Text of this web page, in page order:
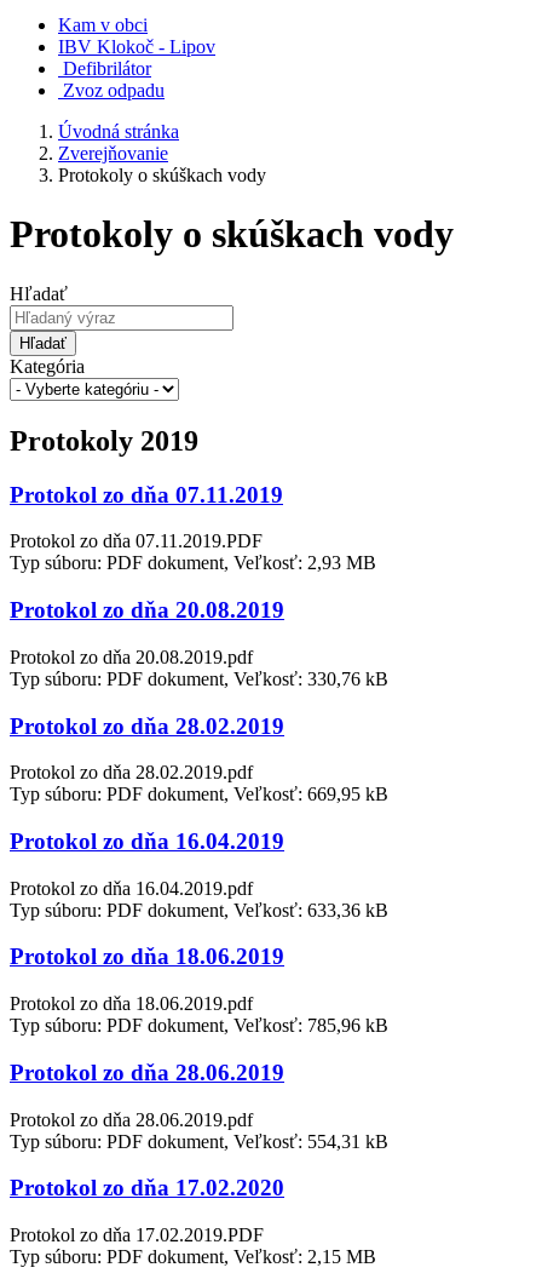
Kam v obci
IBV Klokoč - Lipov
Defibrilátor
Zvoz odpadu
Úvodná stránka
Zverejňovanie
Protokoly o skúškach vody
Protokoly o skúškach vody
Hľadať
Hľadať
Kategória
Protokoly 2019
Protokol zo dňa 07.11.2019
Protokol zo dňa 07.11.2019.PDF
Typ súboru: PDF dokument, Veľkosť: 2,93 MB
Protokol zo dňa 20.08.2019
Protokol zo dňa 20.08.2019.pdf
Typ súboru: PDF dokument, Veľkosť: 330,76 kB
Protokol zo dňa 28.02.2019
Protokol zo dňa 28.02.2019.pdf
Typ súboru: PDF dokument, Veľkosť: 669,95 kB
Protokol zo dňa 16.04.2019
Protokol zo dňa 16.04.2019.pdf
Typ súboru: PDF dokument, Veľkosť: 633,36 kB
Protokol zo dňa 18.06.2019
Protokol zo dňa 18.06.2019.pdf
Typ súboru: PDF dokument, Veľkosť: 785,96 kB
Protokol zo dňa 28.06.2019
Protokol zo dňa 28.06.2019.pdf
Typ súboru: PDF dokument, Veľkosť: 554,31 kB
Protokol zo dňa 17.02.2020
Protokol zo dňa 17.02.2019.PDF
Typ súboru: PDF dokument, Veľkosť: 2,15 MB